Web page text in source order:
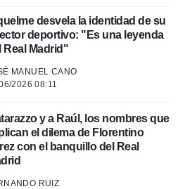
desvela la identidad de su
deportivo: "Es una leyenda
Real Madrid"
MANUEL CANO
2026 08:11
y a Raúl, los nombres que
el dilema de Florentino
con el banquillo del Real
RUIZ